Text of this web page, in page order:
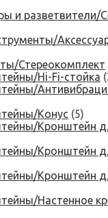
и разветвители/
Стереокомплект
Hi-Fi-стойка
Конус (5)
Кронштейн
Кронштейн
Кронштейн
Настенное